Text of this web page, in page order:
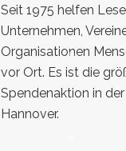
Seit 1975 helfen
Unternehmen,
Organisationen
vor Ort. Es ist die
Spendenaktion in
Hannover.